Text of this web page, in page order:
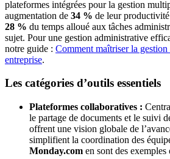
plateformes intégrées pour la gestion
augmentation de 34 % de leur
28 % du temps alloué aux tâches
sujet. Pour une gestion administrative
notre guide : Comment maîtriser la
entreprise.
Les catégories d’outils essentiels
Plateformes collaboratives :
le partage de documents et le suivi
offrent une vision globale de
simplifient la coordination des
Monday.com en sont des